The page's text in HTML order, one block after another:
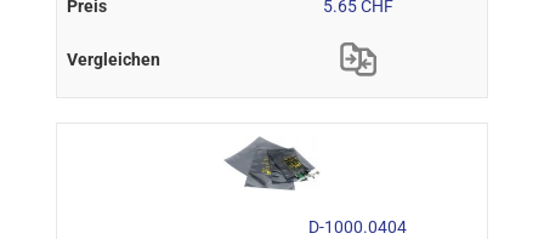
5.65 CHF
D-1000.0404